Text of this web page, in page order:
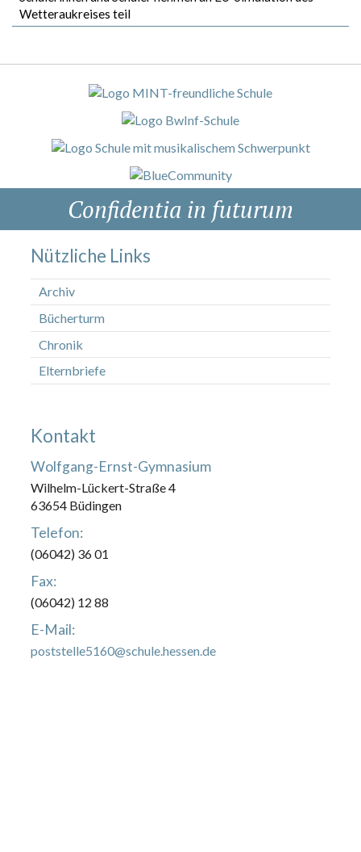
Wetteraukreises teil
Confidentia in futurum
Nützliche Links
Archiv
Bücherturm
Chronik
Elternbriefe
Kontakt
Wolfgang-Ernst-Gymnasium
Wilhelm-Lückert-Straße 4
63654 Büdingen
Telefon:
(06042) 36 01
Fax:
(06042) 12 88
E-Mail:
poststelle5160@schule.hessen.de